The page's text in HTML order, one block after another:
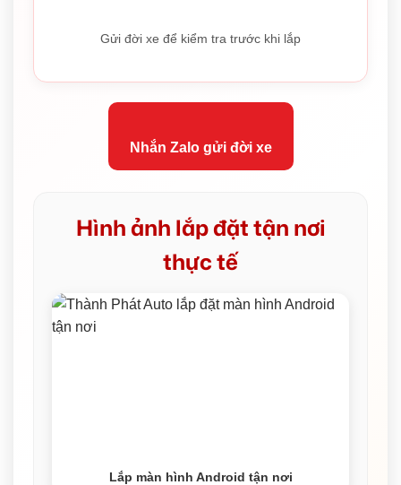
Gửi đời xe để kiểm tra trước khi lắp
Nhắn Zalo gửi đời xe
Hình ảnh lắp đặt tận nơi
thực tế
Lắp màn hình Android tận nơi